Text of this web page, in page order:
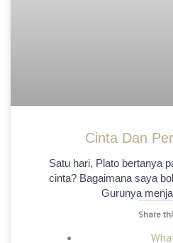
Cinta Dan
Satu hari, Plato bertanya
cinta? Bagaimana saya
Gurunya
Share